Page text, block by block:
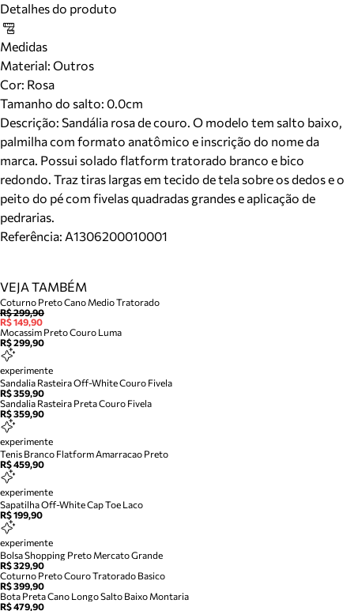
Detalhes do produto
Medidas
Material: Outros
Cor: Rosa
Tamanho do salto: 0.0cm
Descrição: Sandália rosa de couro. O modelo tem salto baixo,
palmilha com formato anatômico e inscrição do nome da
marca. Possui solado flatform tratorado branco e bico
redondo. Traz tiras largas em tecido de tela sobre os dedos e o
peito do pé com fivelas quadradas grandes e aplicação de
pedrarias.
Referência: A1306200010001
VEJA TAMBÉM
Coturno Preto Cano Medio Tratorado
R$ 299,90
R$ 149,90
Mocassim Preto Couro Luma
R$ 299,90
experimente
Sandalia Rasteira Off-White Couro Fivela
R$ 359,90
Sandalia Rasteira Preta Couro Fivela
R$ 359,90
experimente
Tenis Branco Flatform Amarracao Preto
R$ 459,90
experimente
Sapatilha Off-White Cap Toe Laco
R$ 199,90
experimente
Bolsa Shopping Preto Mercato Grande
R$ 329,90
Coturno Preto Couro Tratorado Basico
R$ 399,90
Bota Preta Cano Longo Salto Baixo Montaria
R$ 479,90